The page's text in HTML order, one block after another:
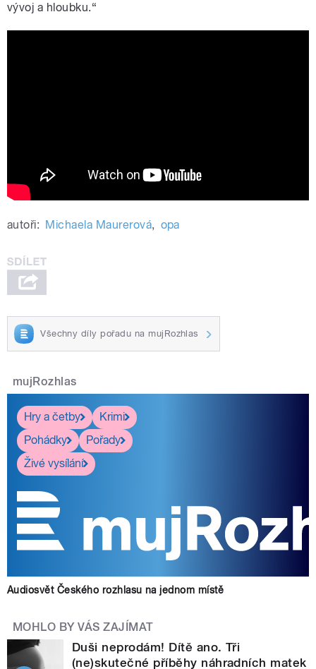
vývoj a hloubku.“
autoři: Michaela Maurerová, opa
Všechny díly pořadu na mujRozhlas
mujRozhlas
Hry a četby
Krimi
Pohádky
Pořady
Živé vysílání
Audiosvět Českého rozhlasu na jednom místě
MOHLO BY VÁS ZAJÍMAT
Duši neprodám! Dítě ano. Tři
(ne)skutečné příběhy náhradních matek